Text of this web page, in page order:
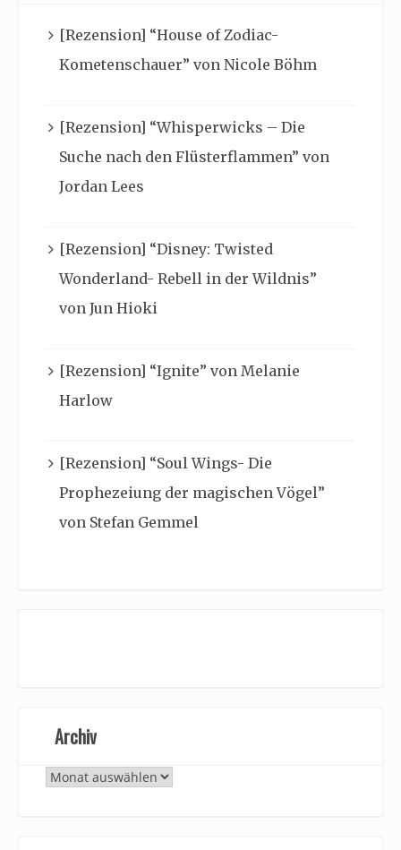
[Rezension] “House of Zodiac-
Kometenschauer” von Nicole Böhm
[Rezension] “Whisperwicks – Die
Suche nach den Flüsterflammen” von
Jordan Lees
[Rezension] “Disney: Twisted
Wonderland- Rebell in der Wildnis”
von Jun Hioki
[Rezension] “Ignite” von Melanie
Harlow
[Rezension] “Soul Wings- Die
Prophezeiung der magischen Vögel”
von Stefan Gemmel
Archiv
Archiv